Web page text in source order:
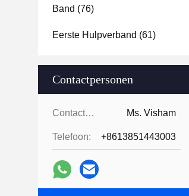
Band (76)
Eerste Hulpverband (61)
Contactpersonen
Contactpersonen: Ms. Visham
Telefoon: +8613851443003